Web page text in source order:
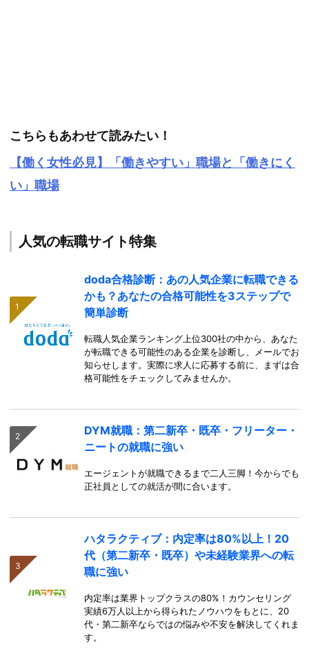
こちらもあわせて読みたい！
【働く女性必見】「働きやすい」職場と「働きにく
い」職場
人気の転職サイト特集
doda合格診断：あの人気企業に転職できる
かも？あなたの合格可能性を3ステップで
簡単診断
転職人気企業ランキング上位300社の中から、あなた
が転職できる可能性のある企業を診断し、メールでお
知らせします。実際に求人に応募する前に、まずは合
格可能性をチェックしてみませんか。
DYM就職：第二新卒・既卒・フリーター・
ニートの就職に強い
エージェントが就職できるまで二人三脚！今からでも
正社員としての就活が間に合います。
ハタラクティブ：内定率は80%以上！20
代（第二新卒・既卒）や未経験業界への転
職に強い
内定率は業界トップクラスの80%！カウンセリング
実績6万人以上から得られたノウハウをもとに、20
代・第二新卒ならではの悩みや不安を解決してくれま
す。